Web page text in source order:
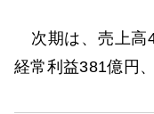
次期は、売上高
経常利益381億円